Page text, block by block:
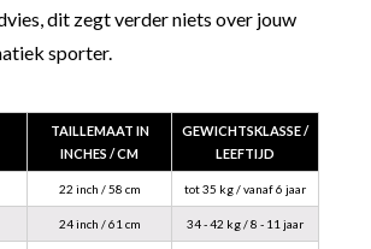
dit zegt verder niets over jouw
sporter.
TAILLEMAAT IN
INCHES / CM
GEWICHTSKLASSE /
LEEFTIJD
22 inch / 58 cm tot 35 kg / vanaf 6 jaar
24 inch / 61 cm 34 - 42 kg / 8 - 11 jaar